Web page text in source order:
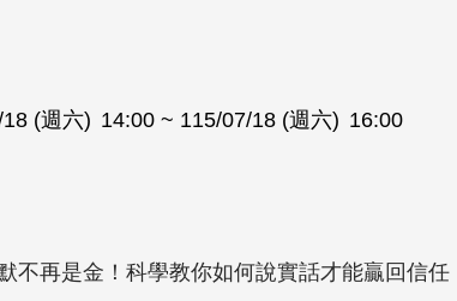
(週六) 14:00 ~ 115/07/18 (週六) 16:00
不再是金！科學教你如何說實話才能贏回信任